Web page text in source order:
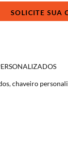
,chaveiro